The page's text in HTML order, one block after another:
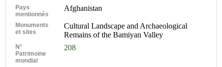
Pays
mentionnés
Afghanistan
Monuments
et sites
Cultural Landscape and Archaeological
Remains of the Bamiyan Valley
N°
Patrimoine
mondial
208